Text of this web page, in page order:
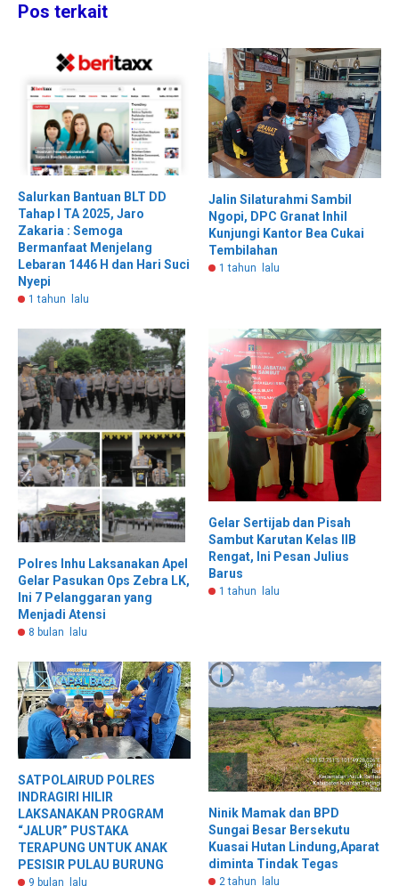
Pos terkait
Salurkan Bantuan BLT DD
Tahap I TA 2025, Jaro
Zakaria : Semoga
Bermanfaat Menjelang
Lebaran 1446 H dan Hari Suci
Nyepi
1 tahun lalu
Jalin Silaturahmi Sambil
Ngopi, DPC Granat Inhil
Kunjungi Kantor Bea Cukai
Tembilahan
1 tahun lalu
Polres Inhu Laksanakan Apel
Gelar Pasukan Ops Zebra LK,
Ini 7 Pelanggaran yang
Menjadi Atensi
8 bulan lalu
Gelar Sertijab dan Pisah
Sambut Karutan Kelas llB
Rengat, Ini Pesan Julius
Barus
1 tahun lalu
SATPOLAIRUD POLRES
INDRAGIRI HILIR
LAKSANAKAN PROGRAM
“JALUR” PUSTAKA
TERAPUNG UNTUK ANAK
PESISIR PULAU BURUNG
9 bulan lalu
Ninik Mamak dan BPD
Sungai Besar Bersekutu
Kuasai Hutan Lindung,Aparat
diminta Tindak Tegas
2 tahun lalu